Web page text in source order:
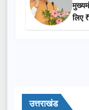
लिए
उत्तराखंड